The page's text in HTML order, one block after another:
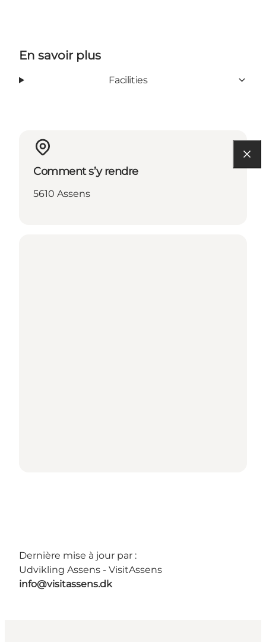
En savoir plus
Facilities
Comment s’y rendre
5610 Assens
Dernière mise à jour par :
Udvikling Assens - VisitAssens
info@visitassens.dk